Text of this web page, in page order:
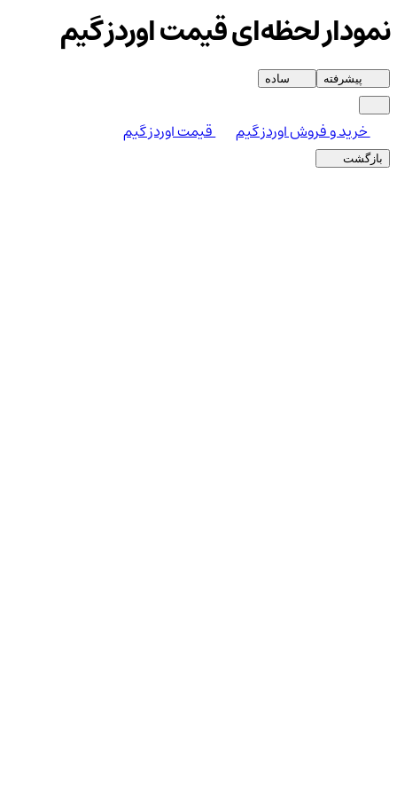
نمودار لحظه‌ای قیمت اوردز گیم
پیشرفته ساده
خرید و فروش اوردز گیم قیمت اوردز گیم
بازگشت